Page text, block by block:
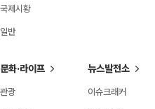
국제시황
일반
문화·라이프
관광
뉴스발전소
이슈크래커